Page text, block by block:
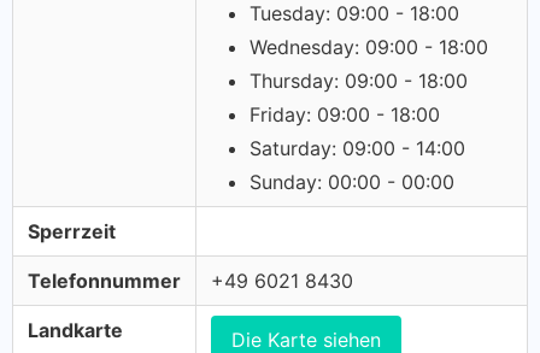
Tuesday: 09:00 - 18:00
Wednesday: 09:00 - 18:00
Thursday: 09:00 - 18:00
Friday: 09:00 - 18:00
Saturday: 09:00 - 14:00
Sunday: 00:00 - 00:00
Sperrzeit
Telefonnummer +49 6021 8430
Landkarte Die Karte siehen